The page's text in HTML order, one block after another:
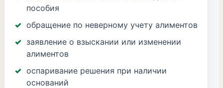
пособия
обращение по неверному учету алиментов
заявление о взыскании или изменении
алиментов
оспаривание решения при наличии
оснований